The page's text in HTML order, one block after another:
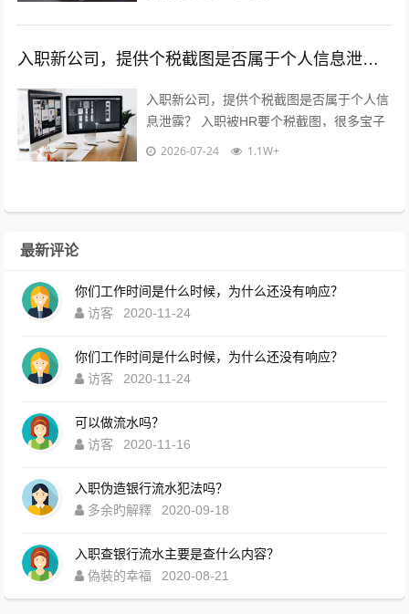
入职新公司，提供个税截图是否属于个人信息泄露？
入职新公司，提供个税截图是否属于个人信
息泄露？ 入职被HR要个税截图，很多宝子
都慌了：这算不算隐私泄露？到底能不能
2026-07-24 1.1W+
最新评论
你们工作时间是什么时候，为什么还没有响应？
访客
2020-11-24
你们工作时间是什么时候，为什么还没有响应？
访客
2020-11-24
可以做流水吗？
访客
2020-11-16
入职伪造银行流水犯法吗？
多余旳解釋
2020-09-18
入职查银行流水主要是查什么内容？
偽裝的幸福
2020-08-21